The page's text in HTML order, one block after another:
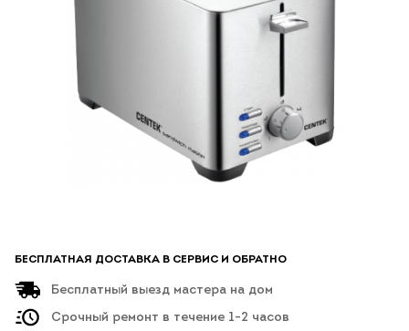
БЕСПЛАТНАЯ ДОСТАВКА В СЕРВИС И ОБРАТНО
Бесплатный выезд мастера на дом
Срочный ремонт в течение 1-2 часов